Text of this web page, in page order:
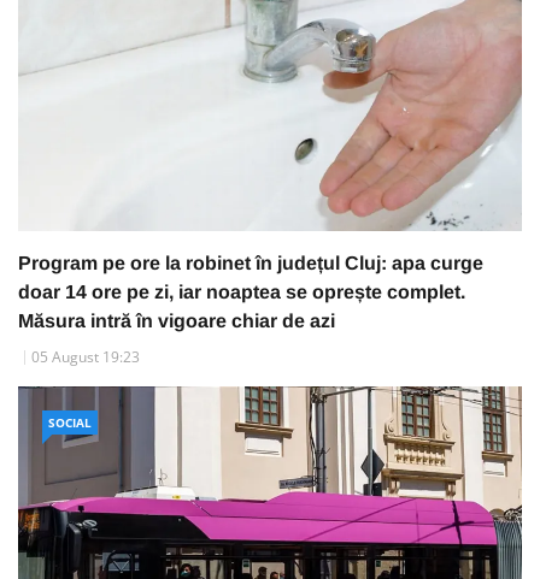
Program pe ore la robinet în județul Cluj: apa curge
doar 14 ore pe zi, iar noaptea se oprește complet.
Măsura intră în vigoare chiar de azi
05 August 19:23
SOCIAL